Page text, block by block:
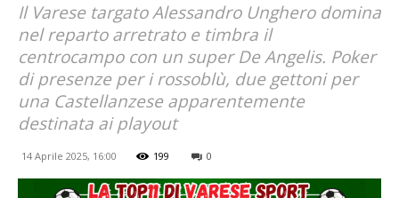
Il Varese targato Alessandro Unghero domina
nel reparto arretrato e timbra il
centrocampo con un super De Angelis. Poker
di presenze per i rossoblù, due gettoni per
una Castellanzese apparentemente
destinata ai playout
14 Aprile 2025, 16:00 199 0